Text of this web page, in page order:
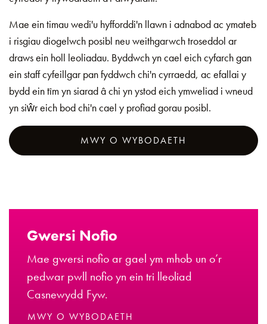
Mae ein timau wedi'u hyfforddi'n llawn i adnabod ac ymateb
i risgiau diogelwch posibl neu weithgarwch troseddol ar
draws ein holl leoliadau. Byddwch yn cael eich cyfarch gan
ein staff cyfeillgar pan fyddwch chi'n cyrraedd, ac efallai y
bydd ein tîm yn siarad â chi yn ystod eich ymweliad i wneud
yn siŵr eich bod chi'n cael y profiad gorau posibl.
MWY O WYBODAETH
Gwersi Nofio
Mae gwersi nofio ar gael ym mhob un o’r
pedwar pwll nofio yn ein tri lleoliad
Casnewydd Fyw.
MWY O WYBODAETH